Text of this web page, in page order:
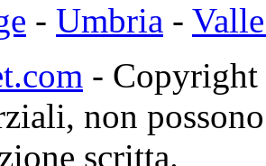
- Umbria -
- Copyright
non
scritta.